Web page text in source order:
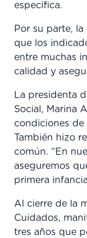
específica.
Por su parte,
que los
entre muchas
calidad y
La presidenta
Social, Marina
condiciones de
También hizo
común. “En
aseguremos
primera
Al cierre de la
Cuidados,
tres años que